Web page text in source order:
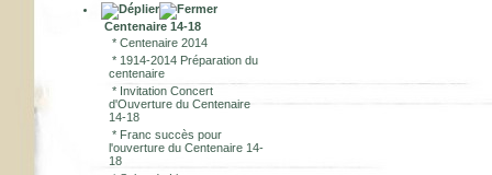
Centenaire 14-18
* Centenaire 2014
* 1914-2014 Préparation du
centenaire
* Invitation Concert
d'Ouverture du Centenaire
14-18
* Franc succès pour
l'ouverture du Centenaire 14-
18